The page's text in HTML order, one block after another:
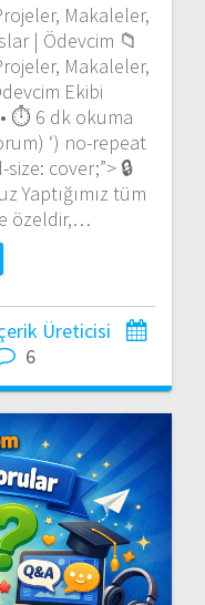
Makaleler,
| Ödevcim 📁
Makaleler,
Ekibi
⏱️ 6 dk okuma
‘) no-repeat
cover;”> 🔒
Yaptığımız tüm
özeldir,…
Üreticisi
6